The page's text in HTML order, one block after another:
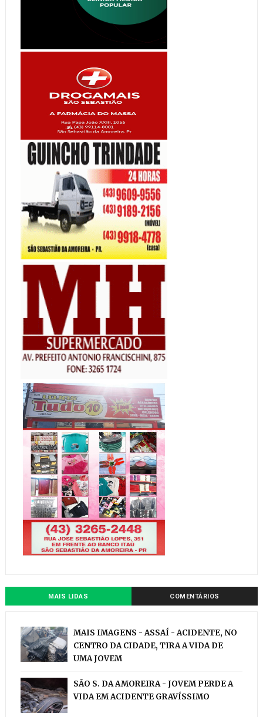
MAIS LIDAS COMENTÁRIOS
MAIS IMAGENS - ASSAÍ - ACIDENTE, NO
CENTRO DA CIDADE, TIRA A VIDA DE
UMA JOVEM
SÃO S. DA AMOREIRA - JOVEM PERDE A
VIDA EM ACIDENTE GRAVÍSSIMO